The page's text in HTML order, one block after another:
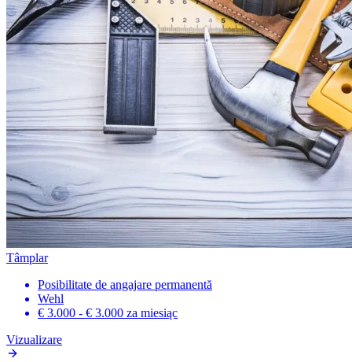
Tâmplar
Posibilitate de angajare permanentă
Wehl
€ 3.000 - € 3.000 za miesiąc
Vizualizare